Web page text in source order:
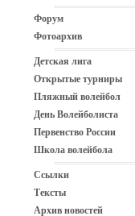
Форум
Фотоархив
Детская лига
Открытые турниры
Пляжный волейбол
День Волейболиста
Первенство России
Школа волейбола
Ссылки
Тексты
Архив новостей